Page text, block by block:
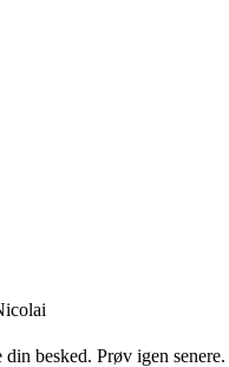
besked. Prøv igen senere.